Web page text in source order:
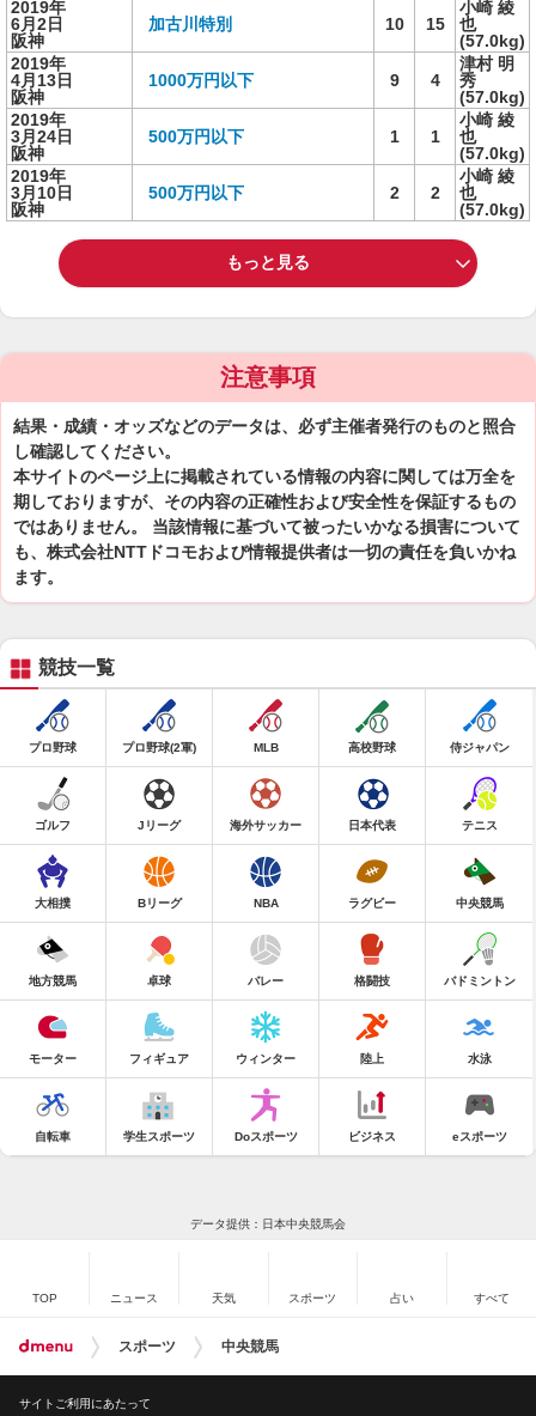
2019年
6月2日
阪神
加古川特別 10 15
小崎 綾
也
(57.0kg)
2019年
4月13日
阪神
1000万円以下 9 4
津村 明
秀
(57.0kg)
2019年
3月24日
阪神
500万円以下 1 1
小崎 綾
也
(57.0kg)
2019年
3月10日
阪神
500万円以下 2 2
小崎 綾
也
(57.0kg)
もっと見る
注意事項
結果・成績・オッズなどのデータは、必ず主催者発行のものと照合
し確認してください。
本サイトのページ上に掲載されている情報の内容に関しては万全を
期しておりますが、その内容の正確性および安全性を保証するもの
ではありません。 当該情報に基づいて被ったいかなる損害について
も、株式会社NTTドコモおよび情報提供者は一切の責任を負いかね
ます。
競技一覧
プロ野球 プロ野球(2軍) MLB 高校野球 侍ジャパン
ゴルフ Jリーグ 海外サッカー 日本代表 テニス
大相撲 Bリーグ NBA ラグビー 中央競馬
地方競馬 卓球 バレー 格闘技 バドミントン
モーター フィギュア ウィンター 陸上 水泳
自転車 学生スポーツ Doスポーツ ビジネス eスポーツ
データ提供：日本中央競馬会
TOP ニュース 天気 スポーツ 占い すべて
スポーツ 中央競馬
サイトご利用にあたって